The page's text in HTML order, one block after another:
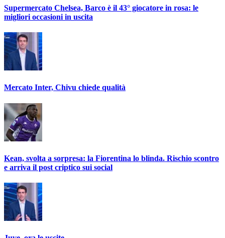
Supermercato Chelsea, Barco è il 43° giocatore in rosa: le
migliori occasioni in uscita
Mercato Inter, Chivu chiede qualità
Kean, svolta a sorpresa: la Fiorentina lo blinda. Rischio scontro
e arriva il post criptico sui social